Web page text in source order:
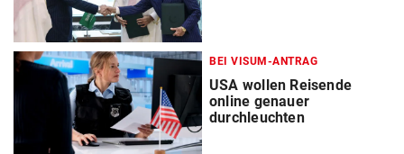
BEI VISUM-ANTRAG
USA wollen Reisende
online genauer
durchleuchten